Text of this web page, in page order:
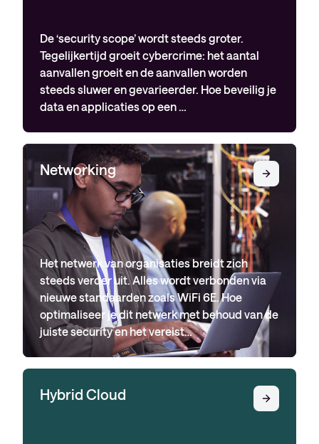
De ‘security scope’ wordt steeds groter.
Tegelijkertijd groeit cybercrime: het aantal
aanvallen groeit en de aanvallen worden
steeds sluwer en gevarieerder. Hoe beveilig je
data en applicaties op een …
Networking
Het netwerk van organisaties breidt zich
steeds verder uit. Alles wordt verbonden via
nieuwe standaarden zoals WiFi 6E. Hoe
optimaliseer je dit netwerk met behoud van de
juiste security en het vereist…
Hybrid Cloud